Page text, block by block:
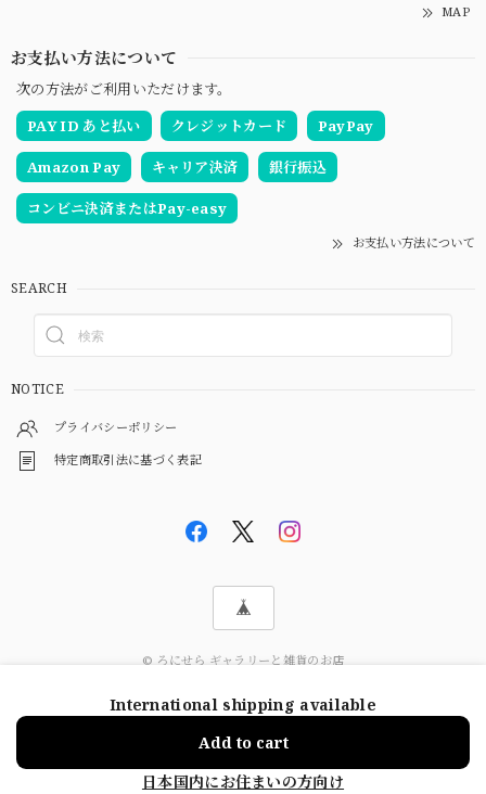
MAP
お支払い方法について
次の方法がご利用いただけます。
PAY ID あと払い
クレジットカード PayPay
Amazon Pay キャリア決済 銀行振込
コンビニ決済またはPay-easy
お支払い方法について
SEARCH
NOTICE
プライバシーポリシー
特定商取引法に基づく表記
© ろにせら ギャラリーと雑貨のお店
International shipping available
Add to cart
日本国内にお住まいの方向け
ショップに質問する